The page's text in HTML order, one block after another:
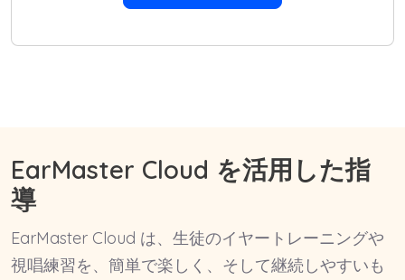
EarMaster Cloud を活用した指
導
EarMaster Cloud は、生徒のイヤートレーニングや
視唱練習を、簡単で楽しく、そして継続しやすいも